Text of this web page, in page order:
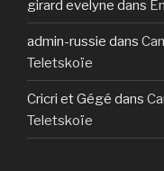
girard evelyne dans
admin-russie dans
Teletskoïe
Cricri et Gégé dans
Teletskoïe